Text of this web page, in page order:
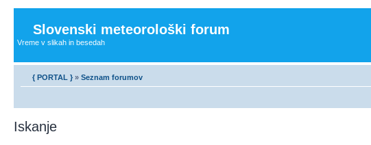
Slovenski meteorološki forum
Vreme v slikah in besedah
{ PORTAL } » Seznam forumov
Iskanje